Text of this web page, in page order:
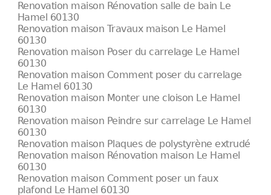
Renovation maison Rénovation salle de bain Le
Hamel 60130
Renovation maison Travaux maison Le Hamel
60130
Renovation maison Poser du carrelage Le Hamel
60130
Renovation maison Comment poser du carrelage
Le Hamel 60130
Renovation maison Monter une cloison Le Hamel
60130
Renovation maison Peindre sur carrelage Le Hamel
60130
Renovation maison Plaques de polystyrène extrudé
Renovation maison Rénovation maison Le Hamel
60130
Renovation maison Comment poser un faux
plafond Le Hamel 60130